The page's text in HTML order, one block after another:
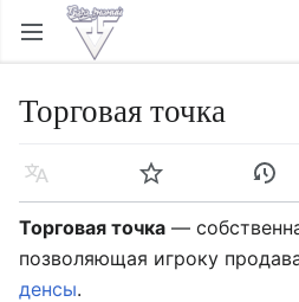
Открыть главное меню
Торговая точка
Язык Следить История
Торговая точка —
позволяющая игроку
денсы.